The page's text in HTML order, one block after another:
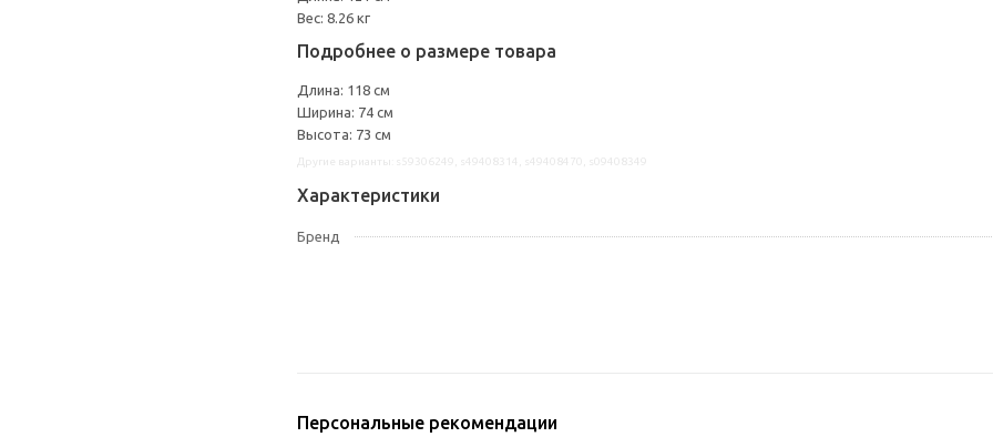
Вес: 8.26 кг
Подробнее о размере товара
Длина: 118 см
Ширина: 74 см
Высота: 73 см
Характеристики
Бренд
Персональные рекомендации